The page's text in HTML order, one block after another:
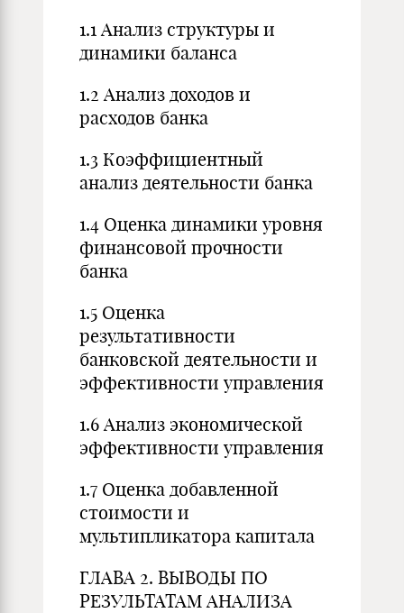
1.1 Анализ структуры и
динамики баланса
1.2 Анализ доходов и
расходов банка
1.3 Коэффициентный
анализ деятельности банка
1.4 Оценка динамики уровня
финансовой прочности
банка
1.5 Оценка
результативности
банковской деятельности и
эффективности управления
1.6 Анализ экономической
эффективности управления
1.7 Оценка добавленной
стоимости и
мультипликатора капитала
ГЛАВА 2. ВЫВОДЫ ПО
РЕЗУЛЬТАТАМ АНАЛИЗА